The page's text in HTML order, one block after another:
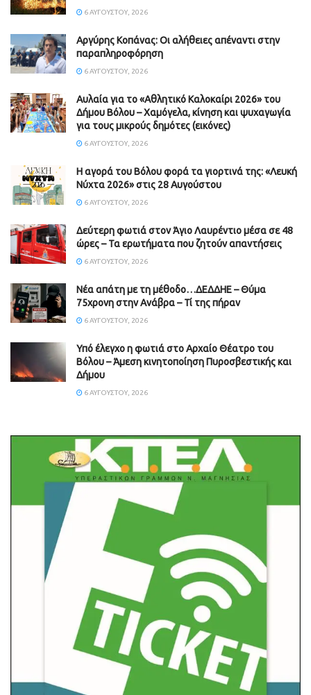
6 ΑΥΓΟΎΣΤΟΥ, 2026
Aργύρης Κοπάνας: Οι αλήθειες απέναντι στην
παραπληροφόρηση
6 ΑΥΓΟΎΣΤΟΥ, 2026
Αυλαία για το «Αθλητικό Καλοκαίρι 2026» του
Δήμου Βόλου – Χαμόγελα, κίνηση και ψυχαγωγία
για τους μικρούς δημότες (εικόνες)
6 ΑΥΓΟΎΣΤΟΥ, 2026
Η αγορά του Βόλου φορά τα γιορτινά της: «Λευκή
Νύχτα 2026» στις 28 Αυγούστου
6 ΑΥΓΟΎΣΤΟΥ, 2026
Δεύτερη φωτιά στον Άγιο Λαυρέντιο μέσα σε 48
ώρες – Τα ερωτήματα που ζητούν απαντήσεις
6 ΑΥΓΟΎΣΤΟΥ, 2026
Νέα απάτη με τη μέθοδο…ΔΕΔΔΗΕ – Θύμα
75χρονη στην Ανάβρα – Τί της πήραν
6 ΑΥΓΟΎΣΤΟΥ, 2026
Υπό έλεγχο η φωτιά στο Αρχαίο Θέατρο του
Βόλου – Άμεση κινητοποίηση Πυροσβεστικής και
Δήμου
6 ΑΥΓΟΎΣΤΟΥ, 2026